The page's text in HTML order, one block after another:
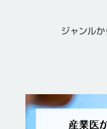
ジャンル